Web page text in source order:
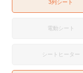
3列シート
電動シート
シートヒーター